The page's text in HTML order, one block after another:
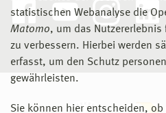
statistischen Webanalyse die
Matomo, um das
zu verbessern. Hierbei werden
erfasst, um den Schutz
gewährleisten.
Sie können hier entscheiden, ob